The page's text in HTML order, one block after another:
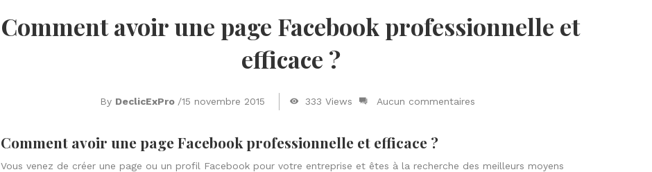
Comment avoir une page Facebook professionnelle et
efficace ?
By DeclicExPro /15 novembre 2015 333 Views Aucun commentaires
Comment avoir une page Facebook professionnelle et efficace ?
Vous venez de créer une page ou un profil Facebook pour votre entreprise et êtes à la recherche des meilleurs moyens